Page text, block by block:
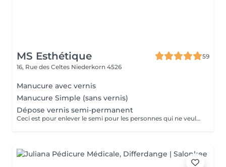
MS Esthétique
59
16, Rue des Celtes Niederkorn 4526
Manucure avec vernis
Manucure Simple (sans vernis)
Dépose vernis semi-permanent
Ceci est pour enlever le semi pour les personnes qui ne veulent plus refaire le semi